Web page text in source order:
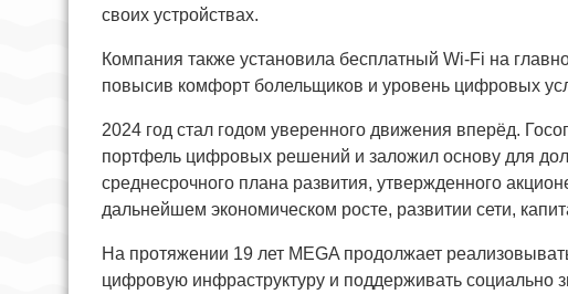
своих устройствах.
Компания также установила бесплатный Wi-Fi на
повысив комфорт болельщиков и уровень цифровых
2024 год стал годом уверенного движения вперёд.
портфель цифровых решений и заложил основу для
среднесрочного плана развития, утвержденного
дальнейшем экономическом росте, развитии сети,
На протяжении 19 лет MEGA продолжает
цифровую инфраструктуру и поддерживать социально